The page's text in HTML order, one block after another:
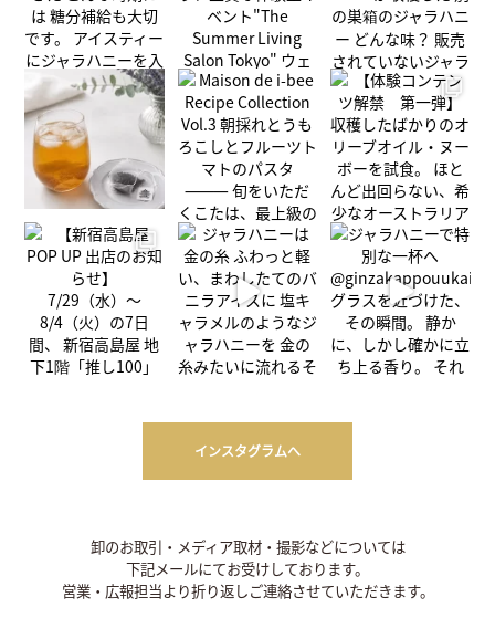
インスタグラムへ
卸のお取引・メディア取材・撮影などについては
下記メールにてお受けしております。
営業・広報担当より折り返しご連絡させていただきます。